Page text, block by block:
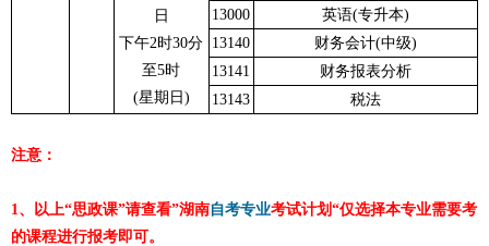
日
下午2时30分
至5时
(星期日)
13000
英语(专升本)
13140
财务会计(中级)
13141
财务报表分析
13143
税法
注意：
1、以上“思政课”请查看”湖南自考专业考试计划“仅选择本专业需要考
的课程进行报考即可。